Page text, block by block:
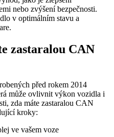
nebo zvýšení bezpečnosti.
v optimálním stavu a
zastaralou ⁣CAN
před rokem 2014
může ovlivnit výkon vozidla i​
zda máte zastaralou CAN
kroky:
ve vašem voze